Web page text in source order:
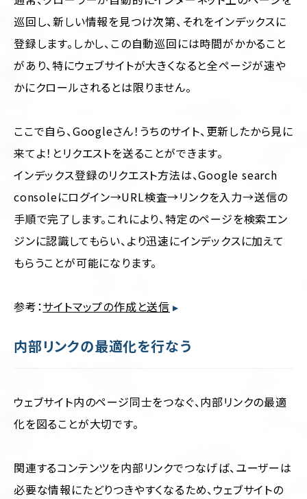
巡回し、新しい情報を見つけ次第、それをインデックスに
登録します。しかし、この自動巡回には時間がかかること
があり、特にウェブサイトが大きくなると全ページが速や
かにクロールされるとは限りません。
ここで自ら、Googleさん！うちのサイト、更新したから見に
来てよ！とリクエストを送ることができます。
インデックス登録のリクエスト方法は、Google search
consoleにログイン→URL検査→リンクを入力→送信の
手順で完了します。これにより、特定のページを検索エン
ジンに認識してもらい、より迅速にインデックスに加えて
もらうことが可能になります。
参考：サイトマップの作成と送信
内部リンクの最適化を行なう
ウェブサイト内のページ同士をつなぐ、内部リンクの最適
化を図ることが大切です。
関連するコンテンツを内部リンクでつなげば、ユーザーは
必要な情報にたどりつきやすくなるため、ウェブサイトの